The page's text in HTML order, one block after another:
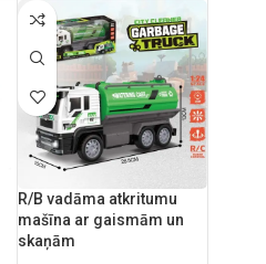
30,5 cm
Dinozaura izmēri: 29,5x x 52
Rotaļlietas sastāvs:
plastmasa, gumija
Ieteicamais vecums: no 3
gadiem
Elementi: 3 x AA (nav iekļauti)
R/B vadāma atkritumu
mašīna ar gaismām un
skaņām